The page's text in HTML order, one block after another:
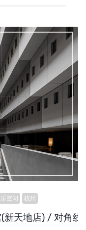
空间 杭州
新天地店) / 对角线